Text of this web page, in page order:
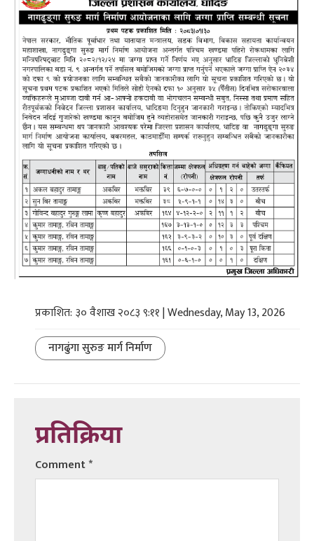
प्रकाशित: ३० वैशाख २०८३ ९:११ | Wednesday, May 13, 2026
नागढुंगा सुरुङ मार्ग निर्माण
प्रतिक्रिया
Comment*